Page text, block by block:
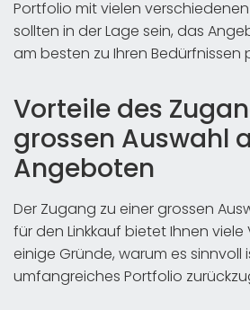
Portfolio mit vielen
sollten in der Lage sein, das
am besten zu Ihren Bedürfnissen
Vorteile des
grossen Auswahl
Angeboten
Der Zugang zu einer grossen
für den Linkkauf bietet Ihnen viele
einige Gründe, warum es sinnvoll
umfangreiches Portfolio